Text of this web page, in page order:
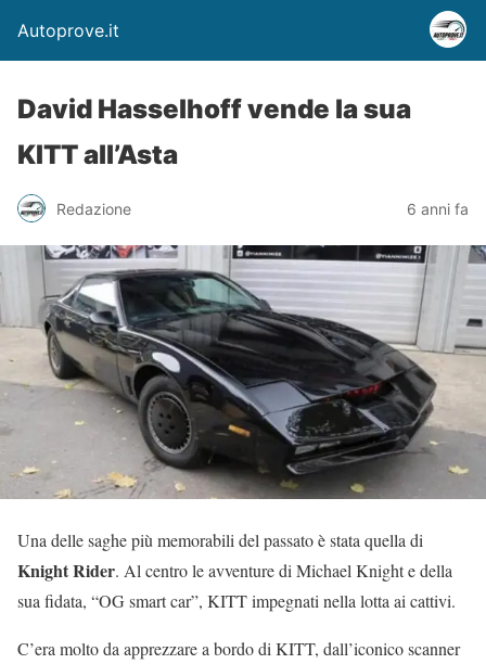
Autoprove.it
David Hasselhoff vende la sua
KITT all’Asta
Redazione 6 anni fa
Una delle saghe più memorabili del passato è stata quella di
Knight Rider. Al centro le avventure di Michael Knight e della
sua fidata, “OG smart car”, KITT impegnati nella lotta ai cattivi.
C’era molto da apprezzare a bordo di KITT, dall’iconico scanner